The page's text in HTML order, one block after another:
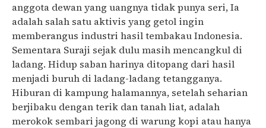
anggota dewan yang uangnya tidak punya seri, Ia
adalah salah satu aktivis yang getol ingin
memberangus industri hasil tembakau Indonesia.
Sementara Suraji sejak dulu masih mencangkul di
ladang. Hidup saban harinya ditopang dari hasil
menjadi buruh di ladang-ladang tetangganya.
Hiburan di kampung halamannya, setelah seharian
berjibaku dengan terik dan tanah liat, adalah
merokok sembari jagong di warung kopi atau hanya